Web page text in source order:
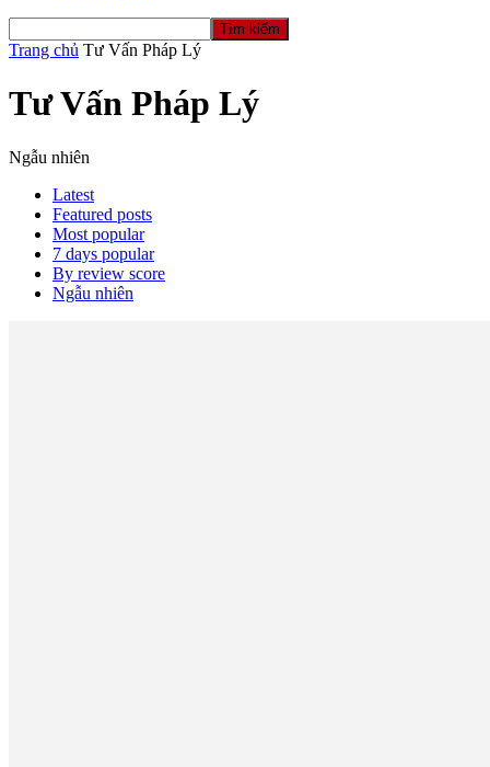
Trang chủ Tư Vấn Pháp Lý
Tư Vấn Pháp Lý
Ngẫu nhiên
Latest
Featured posts
Most popular
7 days popular
By review score
Ngẫu nhiên